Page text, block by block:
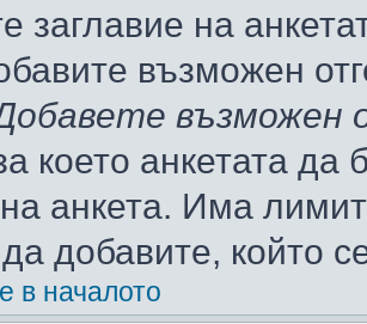
заглавие на
възможен
възможен
което анкетата да
анкета. Има
добавите, който
в началото